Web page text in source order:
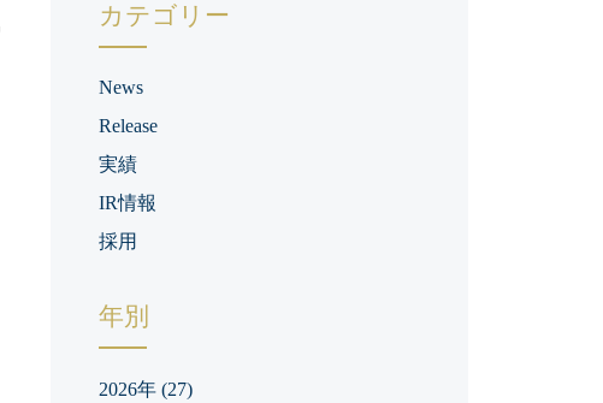
カテゴリー
News
Release
実績
IR情報
採用
年別
2026年 (27)